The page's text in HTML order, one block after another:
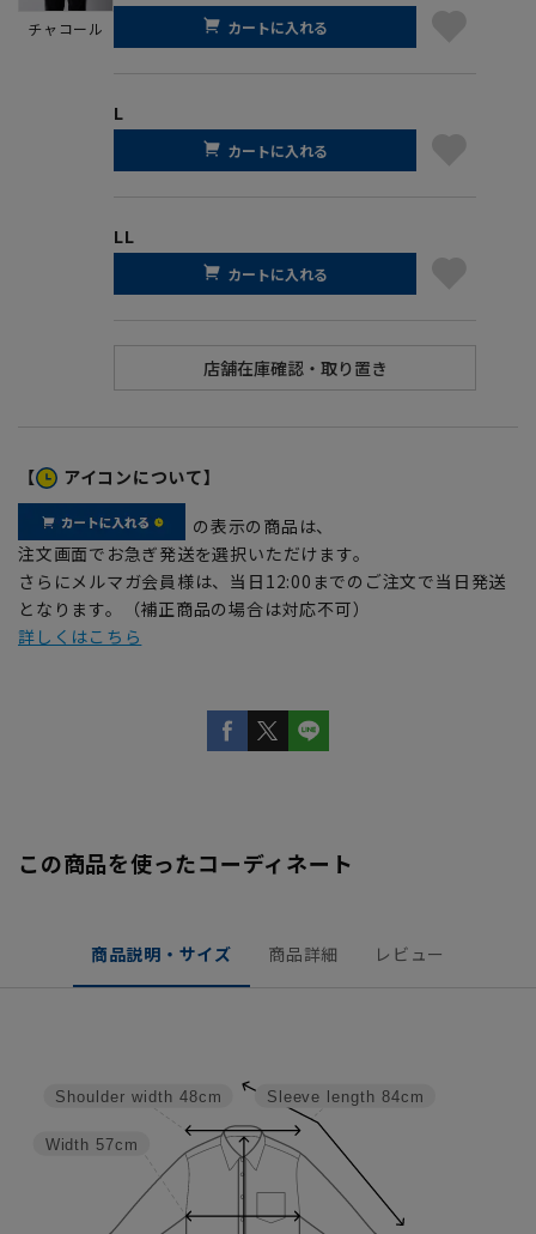
チャコール カートに入れる
L
カートに入れる
LL
カートに入れる
【 アイコンについて】
の表示の商品は、
注文画面でお急ぎ発送を選択いただけます。
さらにメルマガ会員様は、当日12:00までのご注文で当日発送
となります。（補正商品の場合は対応不可）
詳しくはこちら
この商品を使ったコーディネート
商品説明・サイズ 商品詳細 レビュー
Sleeve length 84cm
Width 57cm
Shoulder width 48cm